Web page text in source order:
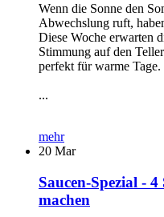
Wenn die Sonne den
Abwechslung ruft,
Diese Woche erwarten
Stimmung auf den
perfekt für warme Tage.
...
mehr
20 Mar
Saucen-Spezial - 4
machen